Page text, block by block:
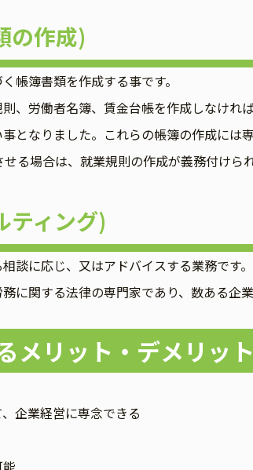
の作成)
簿書類を作成する事です。
労働者名簿、賃金台帳を作成しなけれ
となりました。これらの帳簿の作成に
る場合は、就業規則の作成が義務付けら
ティング)
に応じ、又はアドバイスする業務です
に関する法律の専門家であり、数ある企
メリット・デメリット
企業経営に専念できる